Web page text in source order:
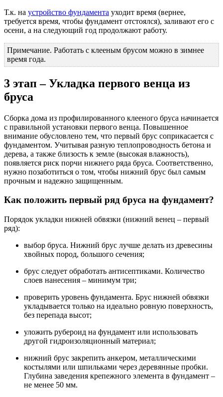
Т.к. на устройство фундамента уходит время (вернее,
требуется время, чтобы фундамент отстоялся), заливают его с
осени, а на следующий год продолжают работу.
Примечание. Работать с клееным брусом можно в зимнее
время года.
3 этап – Укладка первого венца из
бруса
Сборка дома из профилированного клееного бруса начинается
с правильной установки первого венца. Повышенное
внимание обусловлено тем, что первый брус соприкасается с
фундаментом. Учитывая разную теплопроводность бетона и
дерева, а также близость к земле (высокая влажность),
появляется риск порчи нижнего ряда бруса. Соответственно,
нужно позаботиться о том, чтобы нижний брус был самым
прочным и надежно защищенным.
Как положить первый ряд бруса на фундамент?
Порядок укладки нижней обвязки (нижний венец – первый
ряд):
выбор бруса. Нижний брус лучше делать из древесины
хвойных пород, большого сечения;
брус следует обработать антисептиками. Количество
слоев нанесения – минимум три;
проверить уровень фундамента. Брус нижней обвязки
укладывается только на идеально ровную поверхность,
без перепада высот;
уложить рубероид на фундамент или использовать
другой гидроизоляционный материал;
нижний брус закрепить анкером, металлическими
костылями или шпильками через деревянные пробки.
Глубина заведения крепежного элемента в фундамент –
не менее 50 мм.